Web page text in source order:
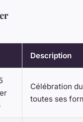
Description
Célébration
toutes ses